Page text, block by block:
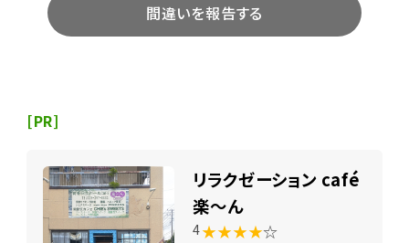
間違いを報告する
[PR]
リラクゼーション café
楽～ん
4★★★★☆